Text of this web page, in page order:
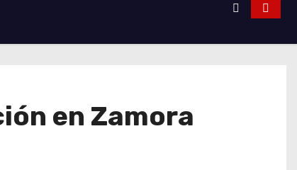
en Zamora